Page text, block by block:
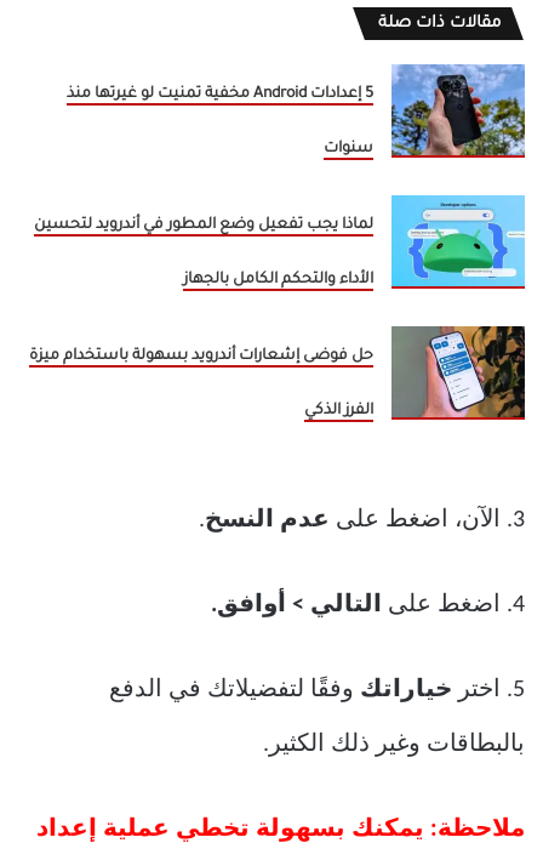
مقالات ذات صلة
5 إعدادات Android مخفية تمنيت لو غيرتها منذ
سنوات
لماذا يجب تفعيل وضع المطور في أندرويد لتحسين
الأداء والتحكم الكامل بالجهاز
حل فوضى إشعارات أندرويد بسهولة باستخدام ميزة
الفرز الذكي
3. الآن، اضغط على عدم النسخ.
4. اضغط على التالي > أوافق.
5. اختر خياراتك وفقًا لتفضيلاتك في الدفع
بالبطاقات وغير ذلك الكثير.
ملاحظة: يمكنك بسهولة تخطي عملية إعداد